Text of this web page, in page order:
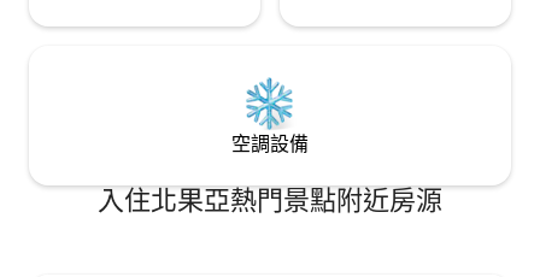
空調設備
入住北果亞熱門景點附近房源